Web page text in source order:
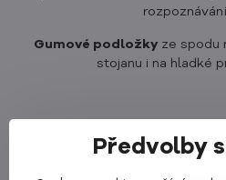
Gumové podložkyze spodu
stojanu i na hladké
Předvolby